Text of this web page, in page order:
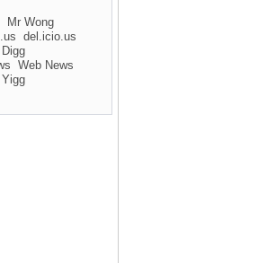
Mr Wong
del.icio.us
Digg
Web News
Yigg